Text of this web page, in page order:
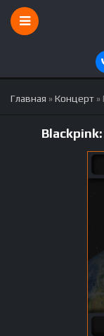
Главная »Концерт »